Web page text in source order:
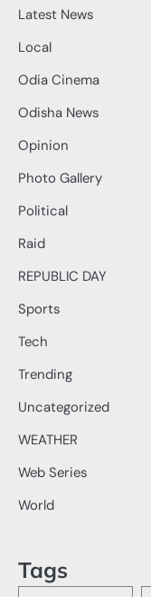
Latest News
Local
Odia Cinema
Odisha News
Opinion
Photo Gallery
Political
Raid
REPUBLIC DAY
Sports
Tech
Trending
Uncategorized
WEATHER
Web Series
World
Tags